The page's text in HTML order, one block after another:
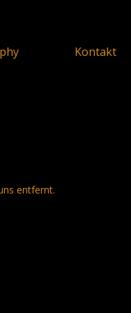
Kontakt
entfernt.